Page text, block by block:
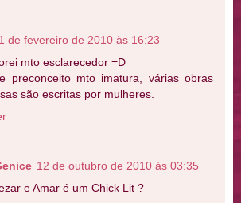
de fevereiro de 2010 às 16:23
mto esclarecedor =D
preconceito mto imatura, várias obras
são escritas por mulheres.
12 de outubro de 2010 às 03:35
e Amar é um Chick Lit ?